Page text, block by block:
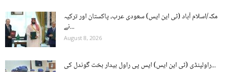
مکہ/اسلام آباد (ٹی این ایس) سعودی عرب، پاکستان اور ترکیہ
نے...
August 8, 2026
راولپنڈی (ٹی این ایس) ایس پی راول بیدار بخت گوندل کی...